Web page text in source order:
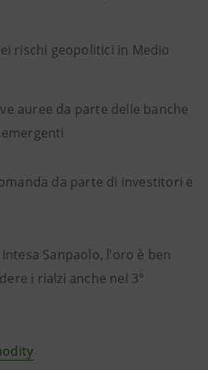
rischi geopolitici in Medio
auree da parte delle banche
da parte di investitori e
Sanpaolo, l’oro è ben
i rialzi anche nel 3°